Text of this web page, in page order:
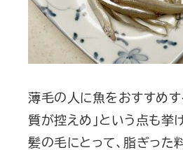
薄毛の人に魚をおすすめす
質が控えめ」という点も挙
髪の毛にとって、脂ぎった